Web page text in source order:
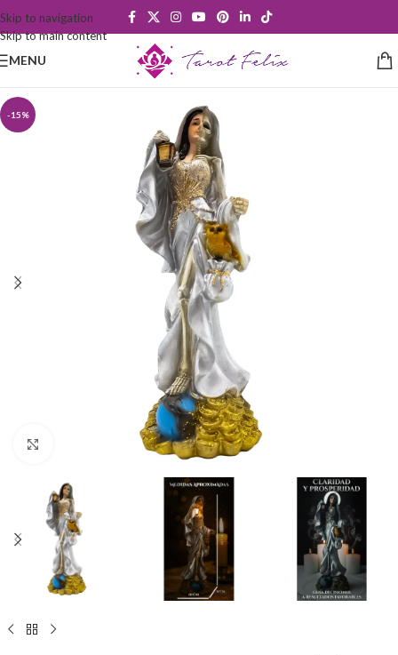
Skip to navigation
Skip to main content
MENU
-15%